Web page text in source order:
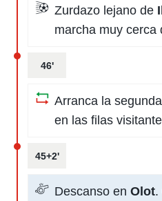
Zurdazo lejano de
marcha muy cerca
46'
Arranca la
en las filas
45+2'
Descanso en Olot.